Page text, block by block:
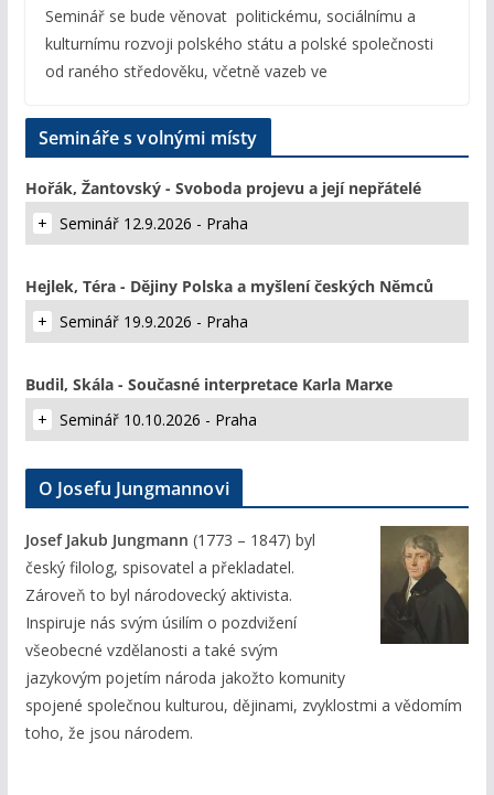
Seminář se bude věnovat politickému, sociálnímu a
kulturnímu rozvoji polského státu a polské společnosti
od raného středověku, včetně vazeb ve
Semináře s volnými místy
Hořák, Žantovský - Svoboda projevu a její nepřátelé
Seminář 12.9.2026 - Praha
Hejlek, Téra - Dějiny Polska a myšlení českých Němců
Seminář 19.9.2026 - Praha
Budil, Skála - Současné interpretace Karla Marxe
Seminář 10.10.2026 - Praha
O Josefu Jungmannovi
Josef Jakub Jungmann (1773 – 1847) byl
český filolog, spisovatel a překladatel.
Zároveň to byl národovecký aktivista.
Inspiruje nás svým úsilím o pozdvižení
všeobecné vzdělanosti a také svým
jazykovým pojetím národa jakožto komunity
spojené společnou kulturou, dějinami, zvyklostmi a vědomím
toho, že jsou národem.